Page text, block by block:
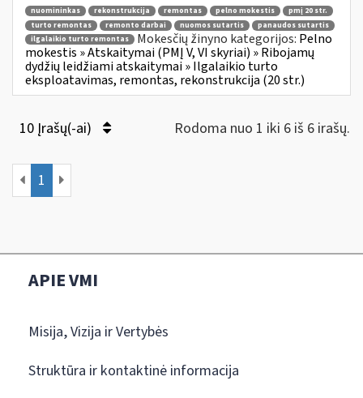
nuomininkas rekonstrukcija remontas pelno mokestis
pmį 20 str.
turto remontas
remonto darbai nuomos sutartis
panaudos sutartis
ilgalaikio turto remontas
Mokesčių žinyno kategorijos: Pelno
mokestis » Atskaitymai (PMĮ V, VI skyriai) » Ribojamų
dydžių leidžiami atskaitymai » Ilgalaikio turto
eksploatavimas, remontas, rekonstrukcija (20 str.)
10 Įrašų(-ai) Rodoma nuo 1 iki 6 iš 6 irašų.
1
APIE VMI
Misija, Vizija ir Vertybės
Struktūra ir kontaktinė informacija